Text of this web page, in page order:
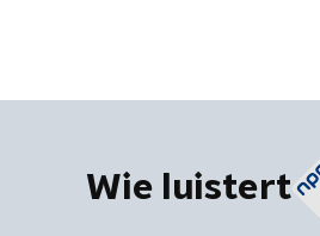
Wie luistert